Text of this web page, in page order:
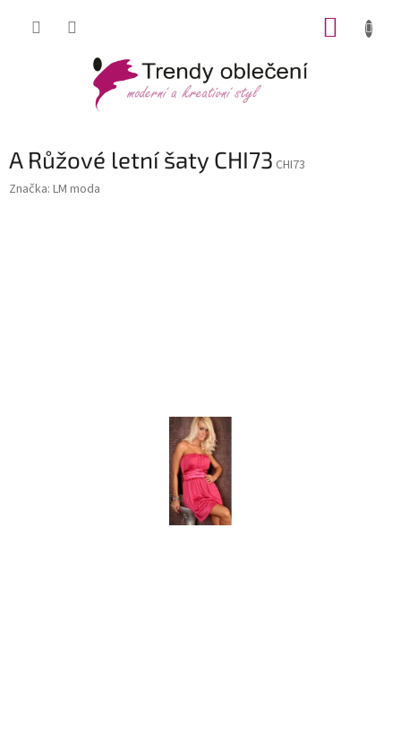
A Růžové letní šaty CHI73 CHI73
Značka: LM moda